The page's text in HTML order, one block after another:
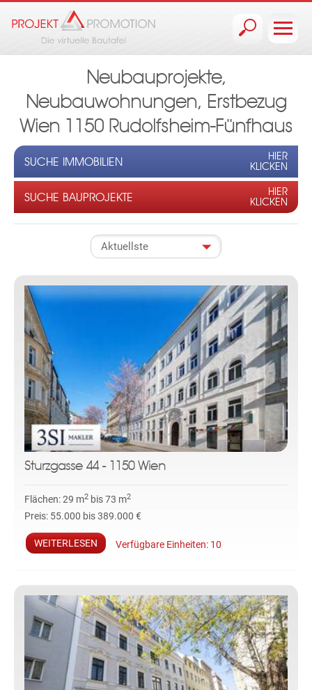
Neubauprojekte,
Neubauwohnungen, Erstbezug
Wien 1150 Rudolfsheim-Fünfhaus
SUCHE IMMOBILIEN
HIER
KLICKEN
SUCHE BAUPROJEKTE
HIER
KLICKEN
Sturzgasse 44 - 1150 Wien
Flächen:29 m2 bis 73 m2
Preis: 55.000 bis 389.000 €
WEITERLESEN Verfügbare Einheiten: 10